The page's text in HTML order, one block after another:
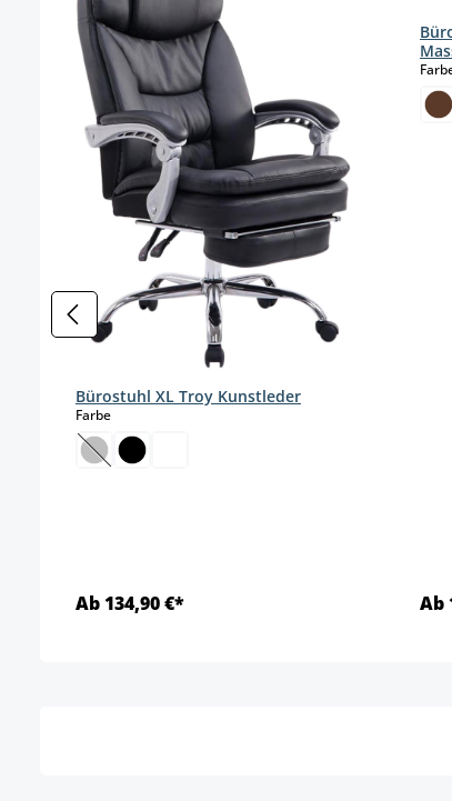
Bürostuhl XL Troy Kunstleder
Farbeauswählen
(Diese Option ist zurzeit nicht verfügbar.)
Ab 134,90 €* Ab